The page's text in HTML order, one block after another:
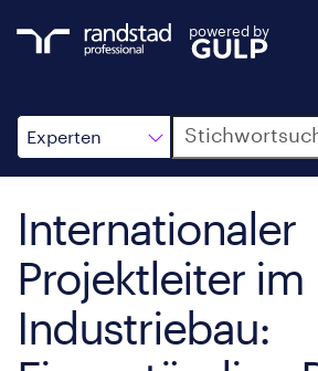
powered by
Experten
Suche
Internationaler
Projektleiter im
Industriebau: